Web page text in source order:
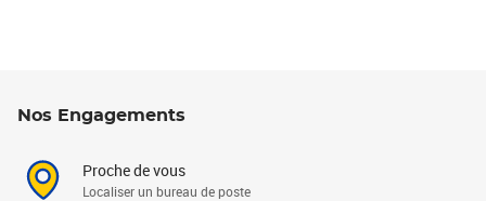
Nos Engagements
Proche de vous
Localiser un bureau de poste